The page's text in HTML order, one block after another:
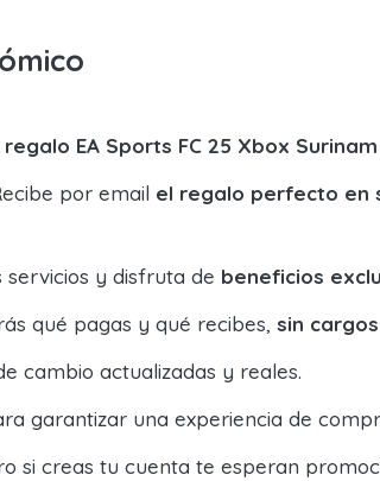
EA Sports FC 25 Xbox
por email el regalo perfecto en
y disfruta de beneficios
qué pagas y qué recibes, sin
cambio actualizadas y reales.
garantizar una experiencia de
si creas tu cuenta te esperan